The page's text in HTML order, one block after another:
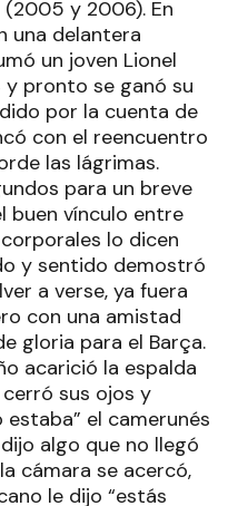
y 2006). En
una delantera
un joven Lionel
pronto se ganó su
por la cuenta de
con el reencuentro
las lágrimas.
para un breve
buen vínculo entre
lo dicen
y sentido demostró
a verse, ya fuera
con una amistad
gloria para el Barça.
acarició la espalda
sus ojos y
el camerunés
algo que no llegó
cámara se acercó,
le dijo “estás